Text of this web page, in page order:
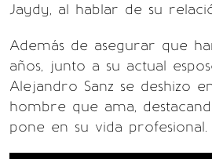
Jaydy, al hablar de su
Además de asegurar que
años, junto a su actual
Alejandro Sanz se deshizo
hombre que ama,
pone en su vida profesional.